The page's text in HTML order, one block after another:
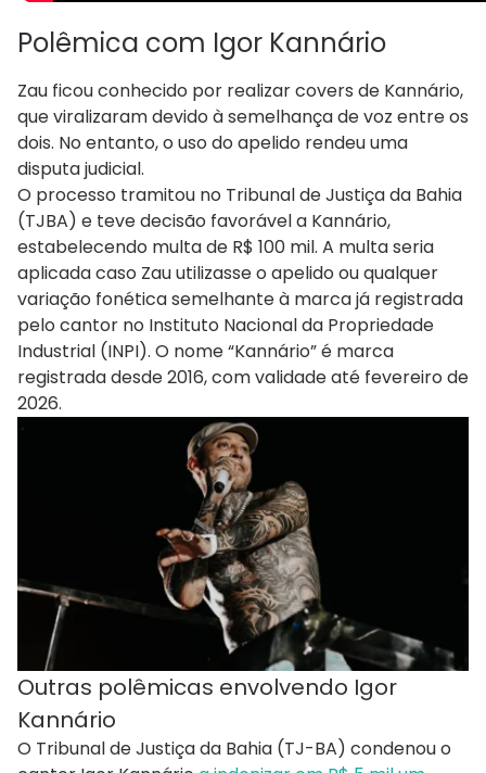
Polêmica com Igor Kannário
Zau ficou conhecido por realizar covers de Kannário,
que viralizaram devido à semelhança de voz entre os
dois. No entanto, o uso do apelido rendeu uma
disputa judicial.
O processo tramitou no Tribunal de Justiça da Bahia
(TJBA) e teve decisão favorável a Kannário,
estabelecendo multa de R$ 100 mil. A multa seria
aplicada caso Zau utilizasse o apelido ou qualquer
variação fonética semelhante à marca já registrada
pelo cantor no Instituto Nacional da Propriedade
Industrial (INPI). O nome “Kannário” é marca
registrada desde 2016, com validade até fevereiro de
2026.
Outras polêmicas envolvendo Igor
Kannário
O Tribunal de Justiça da Bahia (TJ-BA) condenou o